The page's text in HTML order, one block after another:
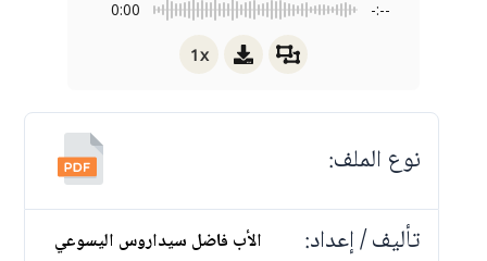
0:00 -:--
1x
نوع الملف:
تأليف / إعداد:
الأب فاضل سيداروس اليسوعي